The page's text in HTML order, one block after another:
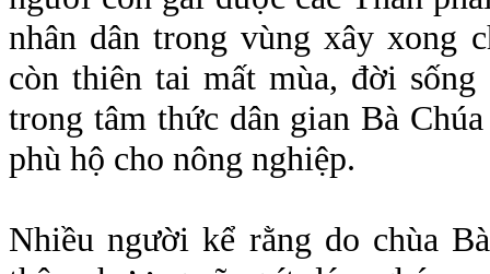
nhân dân trong vùng xây xong
còn thiên tai mất mùa, đời
trong tâm thức dân gian Bà
phù hộ cho nông nghiệp.
Nhiều người kể rằng do chùa